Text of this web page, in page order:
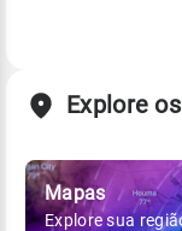
Explore
Mapas
Explore sua